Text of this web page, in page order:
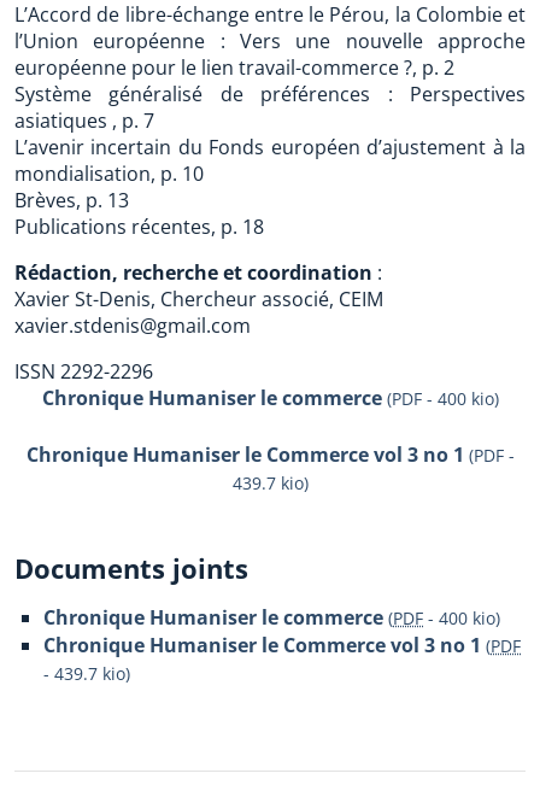
L’Accord de libre-échange entre le Pérou, la Colombie et
l’Union européenne : Vers une nouvelle approche
européenne pour le lien travail-commerce ?, p. 2
Système généralisé de préférences : Perspectives
asiatiques , p. 7
L’avenir incertain du Fonds européen d’ajustement à la
mondialisation, p. 10
Brèves, p. 13
Publications récentes, p. 18
Rédaction, recherche et coordination :
Xavier St-Denis, Chercheur associé, CEIM
xavier.stdenis@gmail.com
ISSN 2292-2296
Chronique Humaniser le commerce (PDF - 400 kio)
Chronique Humaniser le Commerce vol 3 no 1 (PDF -
439.7 kio)
Documents joints
Chronique Humaniser le commerce (PDF - 400 kio)
Chronique Humaniser le Commerce vol 3 no 1 (PDF
- 439.7 kio)